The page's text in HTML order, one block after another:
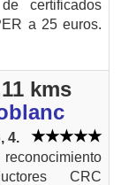
certificados
a 25 euros.
kms
4.
CRC